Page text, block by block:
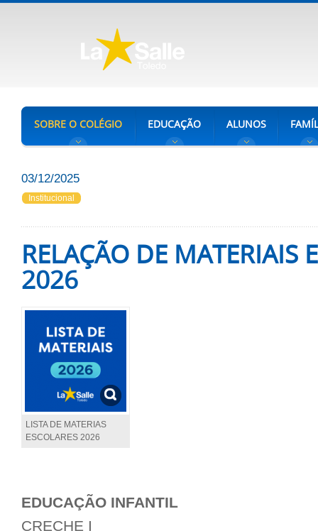
SOBRE O COLÉGIO EDUCAÇÃO ALUNOS
03/12/2025
Institucional
RELAÇÃO DE MATERIAIS
2026
LISTA DE MATERIAS
ESCOLARES 2026
EDUCAÇÃO INFANTIL
CRECHE I